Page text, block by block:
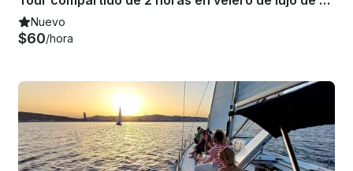
Nuevo
$60/hora